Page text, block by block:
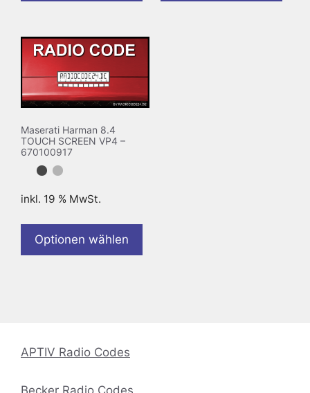
Maserati Harman 8.4
TOUCH SCREEN VP4 –
670100917
inkl. 19 % MwSt.
Optionen wählen
APTIV Radio Codes
Becker Radio Codes